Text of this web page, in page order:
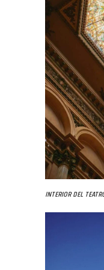
Interior del